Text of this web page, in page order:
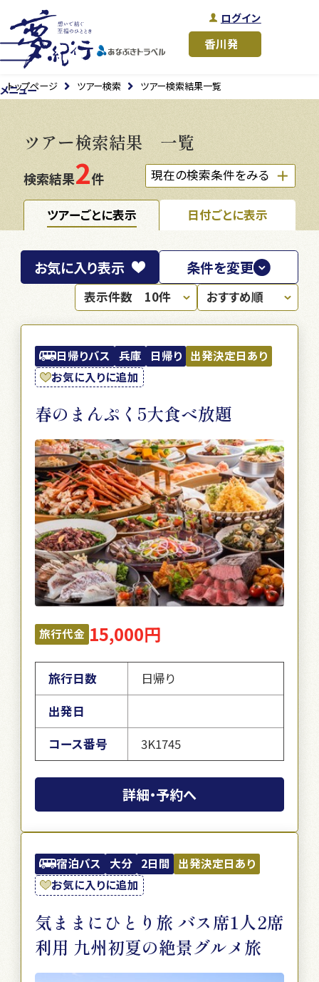
ログイン
メニュー
トップページ ツアー検索 ツアー検索結果一覧
ツアー検索結果 一覧
検索結果2件 現在の検索条件をみる
ツアーごとに表示 日付ごとに表示
日帰りバス 兵庫 日帰り 出発決定日あり
お気に入りに追加
春のまんぷく5大食べ放題
旅行代金 15,000円
旅行日数
日帰り
出発日
コース番号
3K1745
詳細・予約へ
宿泊バス 大分 2日間 出発決定日あり
お気に入りに追加
気ままにひとり旅 バス席1人2席
利用 九州初夏の絶景グルメ旅
お気に入り表示 条件を変更